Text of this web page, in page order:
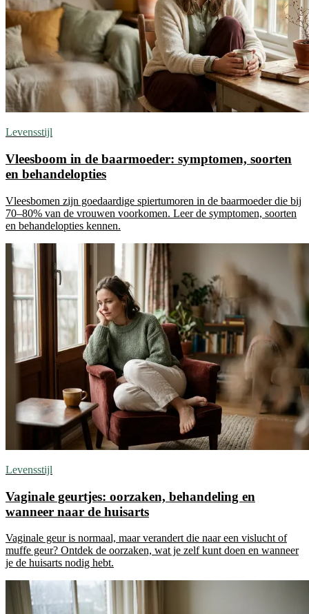
Levensstijl
Vleesboom in de baarmoeder: symptomen, soorten
en behandelopties
Vleesbomen zijn goedaardige spiertumoren in de baarmoeder die bij
70–80% van de vrouwen voorkomen. Leer de symptomen, soorten
en behandelopties kennen.
Levensstijl
Vaginale geurtjes: oorzaken, behandeling en
wanneer naar de huisarts
Vaginale geur is normaal, maar verandert die naar een vislucht of
muffe geur? Ontdek de oorzaken, wat je zelf kunt doen en wanneer
je de huisarts nodig hebt.